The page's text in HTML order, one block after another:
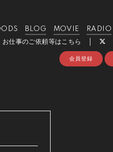
BLOG MOVIE RADIO
お仕事のご依頼等はこちら
会員登録